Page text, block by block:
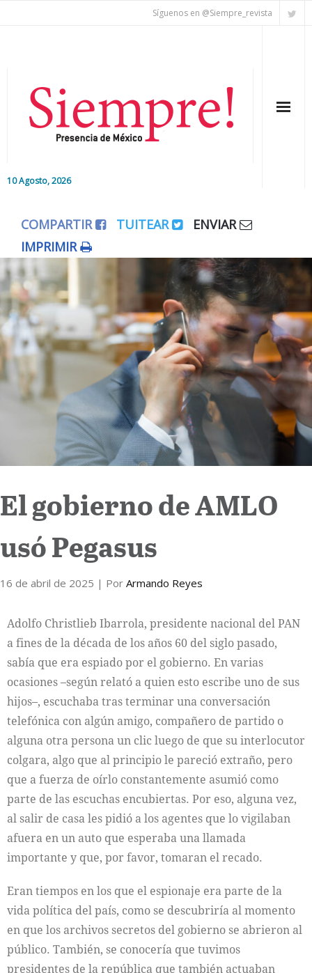
Síguenos en @Siempre_revista
10 Agosto, 2026
Editorial
Nacional
Colaboradores
Internacional
Cultura
COMPARTIR TUITEAR
ENVIAR
IMPRIMIR
El gobierno de AMLO
usó Pegasus
16 de abril de 2025 | Por Armando Reyes
Adolfo Christlieb Ibarrola, presidente nacional del PAN
a fines de la década de los años 60 del siglo pasado,
sabía que era espiado por el gobierno. En varias
ocasiones –según relató a quien esto escribe uno de sus
hijos–, escuchaba tras terminar una conversación
telefónica con algún amigo, compañero de partido o
alguna otra persona un clic luego de que su interlocutor
colgara, algo que al principio le pareció extraño, pero
que a fuerza de oírlo constantemente asumió como
parte de las escuchas encubiertas. Por eso, alguna vez,
al salir de casa les pidió a los agentes que lo vigilaban
afuera en un auto que esperaba una llamada
importante y que, por favor, tomaran el recado.
Eran tiempos en los que el espionaje era parte de la
vida política del país, como se descubriría al momento
en que los archivos secretos del gobierno se abrieron al
público. También, se conocería que tuvimos
presidentes de la república que también actuaban